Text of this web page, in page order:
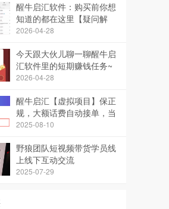
醒牛启汇软件：购买前你想
知道的都在这里【疑问解
答】
2026-04-28
今天跟大伙儿聊一聊醒牛启
汇软件里的短期赚钱任务~
2026-04-28
醒牛启汇【虚拟项目】保正
规，大额话费自动接单，当
天可赚几百上千元，提供独
2025-08-10
野狼团队短视频带货学员线
上线下互动交流
2025-07-29